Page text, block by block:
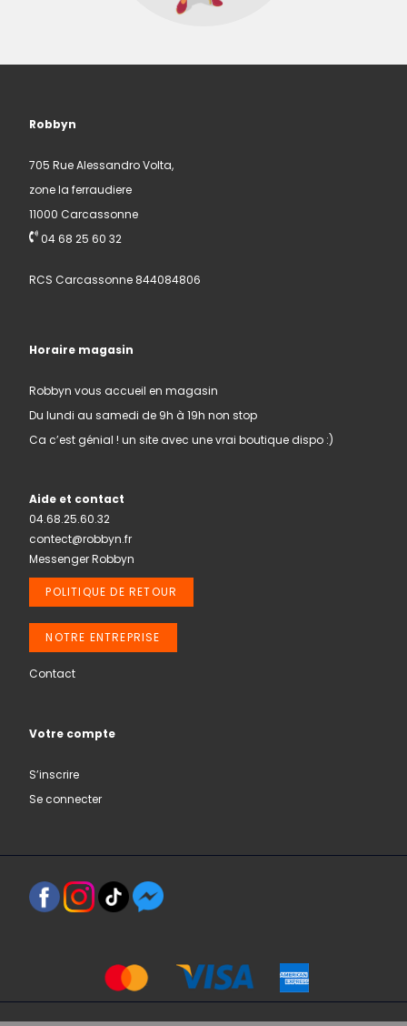
Robbyn
705 Rue Alessandro Volta,
zone la ferraudiere
11000 Carcassonne
04 68 25 60 32
RCS Carcassonne 844084806
Horaire magasin
Robbyn vous accueil en magasin
Du lundi au samedi de 9h à 19h non stop
Ca c’est génial ! un site avec une vrai boutique dispo :)
Aide et contact
04.68.25.60.32
contect@robbyn.fr
Messenger Robbyn
POLITIQUE DE RETOUR
NOTRE ENTREPRISE
Contact
Votre compte
S’inscrire
Se connecter